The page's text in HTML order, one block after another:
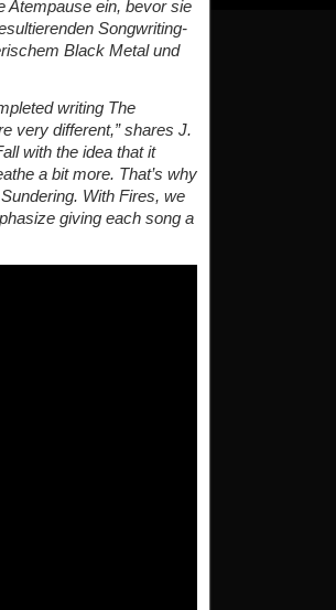
Atempause ein, bevor sie
Songwriting-
Black Metal und
writing The
very different,” shares J.
with the idea that it
a bit more. That’s why
With Fires, we
giving each song a